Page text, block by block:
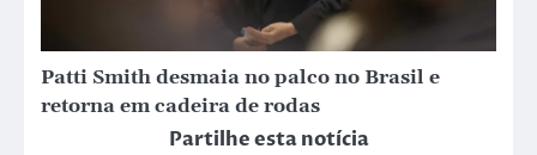
Patti Smith desmaia no palco no Brasil e
retorna em cadeira de rodas
Partilhe esta notícia